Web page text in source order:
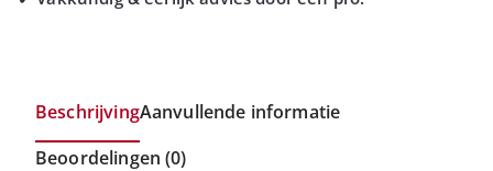
BeschrijvingAanvullende informatie
Beoordelingen (0)